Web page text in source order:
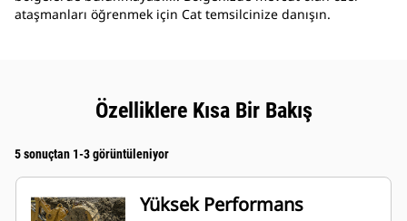
ataşmanları öğrenmek için Cat temsilcinize danışın.
Özelliklere Kısa Bir Bakış
5 sonuçtan 1-3 görüntüleniyor
Yüksek Performans